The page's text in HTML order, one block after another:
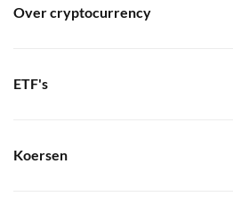
Over cryptocurrency
ETF's
Koersen